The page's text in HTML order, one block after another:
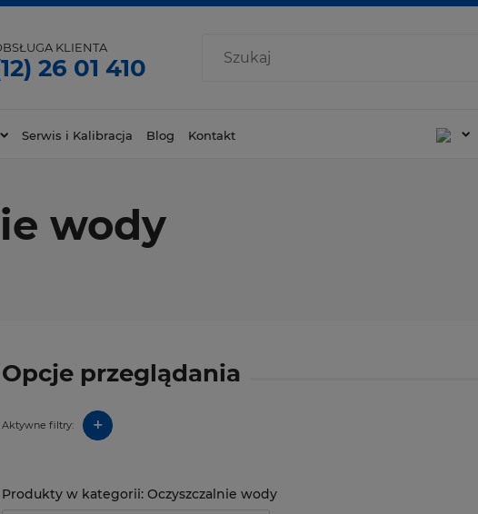
KLIENTA
26 01 410
Serwis i Kalibracja Blog Kontakt
wody
Opcje przeglądania
Aktywne filtry: +
Oczyszczalnie wody